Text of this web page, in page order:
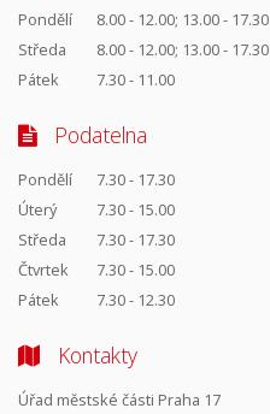
Pondělí
8.00 - 12.00; 13.00 - 17.30
Středa
8.00 - 12.00; 13.00 - 17.30
Pátek
7.30 - 11.00
Podatelna
Pondělí
7.30 - 17.30
Úterý
7.30 - 15.00
Středa
7.30 - 17.30
Čtvrtek
7.30 - 15.00
Pátek
7.30 - 12.30
Kontakty
Úřad městské části Praha 17